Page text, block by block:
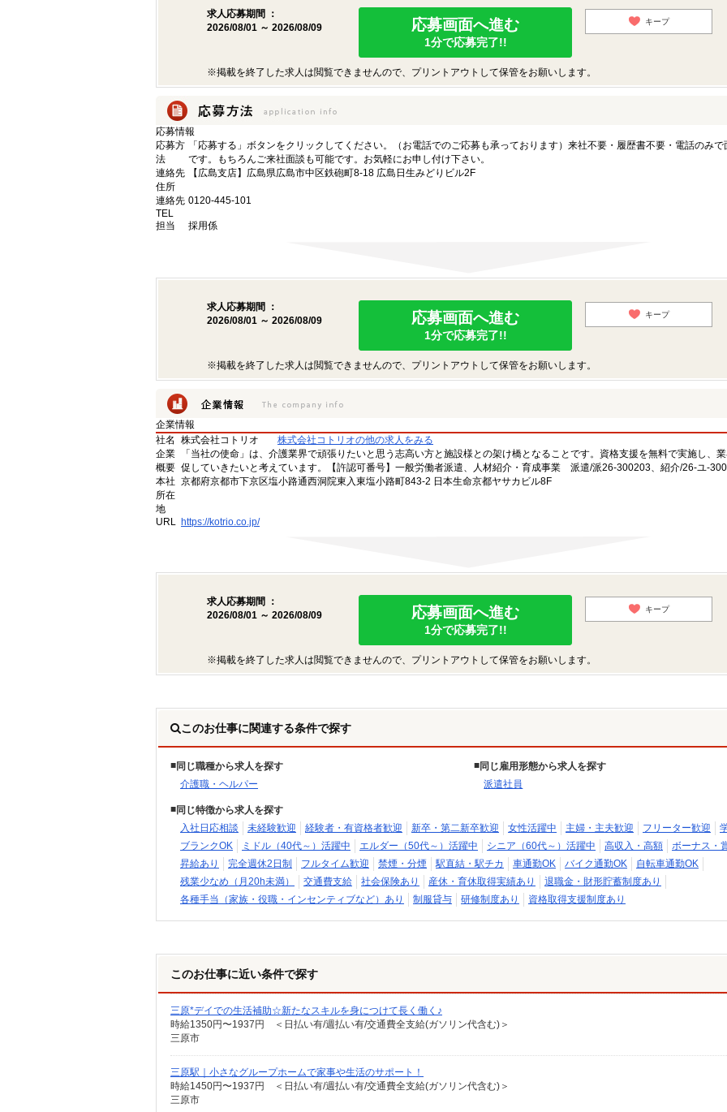
求人応募期間 ：
2026/08/01 ～ 2026/08/09
応募画面へ進む
1分で応募完了!!
キープ
※掲載を終了した求人は閲覧できませんので、プリントアウトして保管をお願いします。
応募情報
応募方
法
「応募する」ボタンをクリックしてください。（お電話でのご応募も承っております）来社不要・履歴書不要・電話のみで
です。もちろんご来社面談も可能です。お気軽にお申し付け下さい。
連絡先
住所
【広島支店】広島県広島市中区鉄砲町8-18 広島日生みどりビル2F
連絡先
TEL
0120-445-101
担当 採用係
求人応募期間 ：
2026/08/01 ～ 2026/08/09
応募画面へ進む
1分で応募完了!!
キープ
※掲載を終了した求人は閲覧できませんので、プリントアウトして保管をお願いします。
企業情報
社名
株式会社コトリオ
株式会社コトリオの他の求人をみる
企業
概要
「当社の使命」は、介護業界で頑張りたいと思う志高い方と施設様との架け橋となることです。資格支援を無料で実施し、
促していきたいと考えています。【許認可番号】一般労働者派遣、人材紹介・育成事業 派遣/派26-300203、紹介/26-ユ-
本社
所在
地
京都府京都市下京区塩小路通西洞院東入東塩小路町843-2 日本生命京都ヤサカビル8F
URL https://kotrio.co.jp/
求人応募期間 ：
2026/08/01 ～ 2026/08/09
応募画面へ進む
1分で応募完了!!
キープ
※掲載を終了した求人は閲覧できませんので、プリントアウトして保管をお願いします。
このお仕事に関連する条件で探す
同じ職種から求人を探す
介護職・ヘルパー
同じ雇用形態から求人を探す
派遣社員
同じ特徴から求人を探す
入社日応相談
未経験歓迎 経験者・有資格者歓迎 新卒・第二新卒歓迎 女性活躍中 主婦・主夫歓迎 フリーター歓迎
ブランクOK
ミドル（40代～）活躍中 エルダー（50代～）活躍中 シニア（60代～）活躍中 高収入・高額
ボーナス・
昇給あり
完全週休2日制 フルタイム歓迎 禁煙・分煙 駅直結・駅チカ 車通勤OK バイク通勤OK
自転車通勤OK
残業少なめ（月20h未満）
交通費支給 社会保険あり 産休・育休取得実績あり
退職金・財形貯蓄制度あり
各種手当（家族・役職・インセンティブなど）あり
制服貸与 研修制度あり 資格取得支援制度あり
このお仕事に近い条件で探す
三原*デイでの生活補助☆新たなスキルを身につけて長く働く♪
時給1350円〜1937円 ＜日払い有/週払い有/交通費全支給(ガソリン代含む)＞
三原市
三原駅｜小さなグループホームで家事や生活のサポート！
時給1450円〜1937円 ＜日払い有/週払い有/交通費全支給(ガソリン代含む)＞
三原市